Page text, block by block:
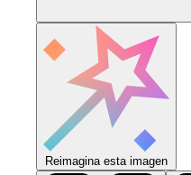
Reimagina esta imagen